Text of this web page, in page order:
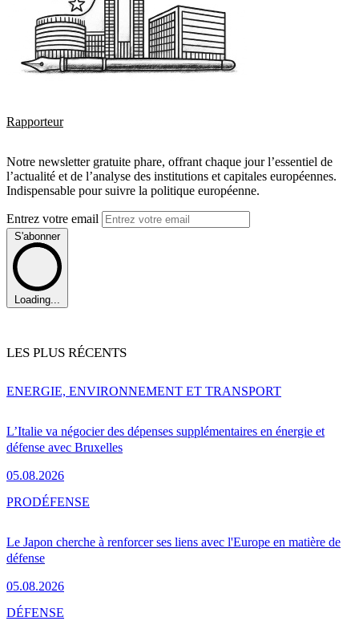
Rapporteur
Notre newsletter gratuite phare, offrant chaque jour l’essentiel de
l’actualité et de l’analyse des institutions et capitales européennes.
Indispensable pour suivre la politique européenne.
Entrez votre email
S'abonner
Loading...
LES PLUS RÉCENTS
L’Italie va négocier des dépenses supplémentaires en énergie et
défense avec Bruxelles
05.08.2026
ENERGIE, ENVIRONNEMENT ET TRANSPORT
Le Japon cherche à renforcer ses liens avec l'Europe en matière de
défense
05.08.2026
PRODÉFENSE
DÉFENSE